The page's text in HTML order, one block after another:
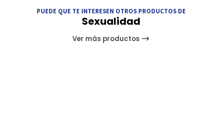
PUEDE QUE TE INTERESEN OTROS PRODUCTOS DE
Sexualidad
Ver más productos